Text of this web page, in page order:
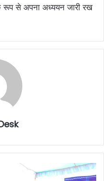
रूप से अपना अध्ययन जारी रख